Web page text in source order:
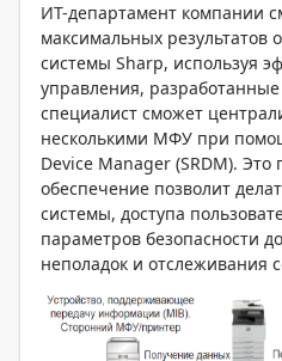
ИТ-департамент компании
максимальных результатов
системы Sharp, используя
управления,
специалист сможет
несколькими МФУ при
Device Manager (SRDM).
обеспечение позволит
системы, доступа
параметров безопасности
неполадок и отслеживания